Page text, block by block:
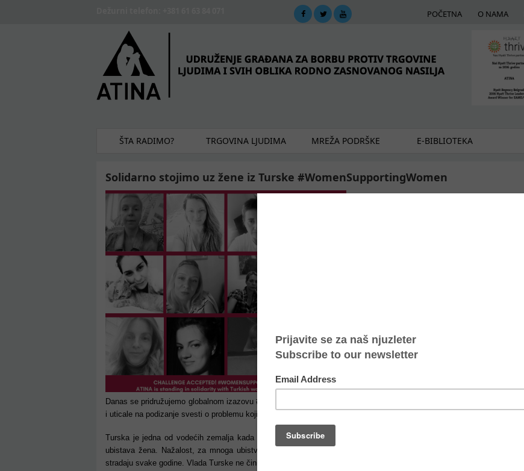
POČETNA O NAMA
ŠTA RADIMO? TRGOVINA LJUDIMA MREŽA PODRŠKE E-BIBLIOTEKA
Solidarno stojimo uz žene iz Turske #WomenSupportingWomen
Danas se pridružujemo globalnom izazovu #WomenSupportingWomen kako bismo stale solidarno uz žene iz Turske
i uticale na podizanje svesti o problemu koji ih pogađa.
Turska je jedna od vodećih zemalja kada je reč o femicidu. Samo tokom 2019. godine, zabeleženo je skoro 500
ubistava žena. Nažalost, za mnoga ubistva javnost nikada ne sazna, i ne može se utvrditi tačan broj žena koje
stradaju svake godine. Vlada Turske ne čini ništa da bi stala na put ovim zločinima.